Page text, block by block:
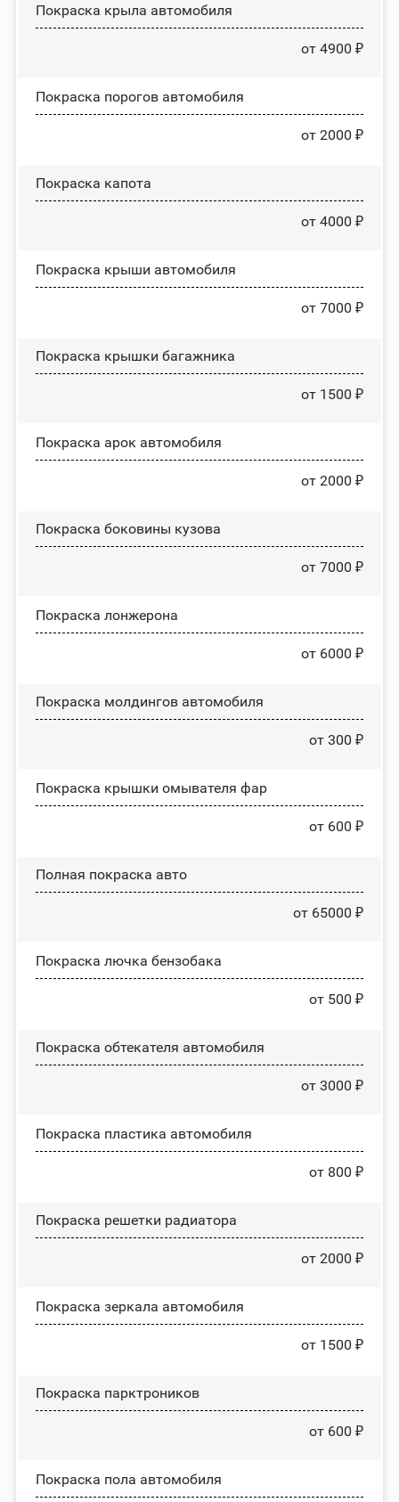
Покраска крыла автомобиля
от 4900 ₽
Покраска порогов автомобиля
от 2000 ₽
Покраска капота
от 4000 ₽
Покраска крыши автомобиля
от 7000 ₽
Покраска крышки багажника
от 1500 ₽
Покраска арок автомобиля
от 2000 ₽
Покраска боковины кузова
от 7000 ₽
Покраска лонжерона
от 6000 ₽
Покраска молдингов автомобиля
от 300 ₽
Покраска крышки омывателя фар
от 600 ₽
Полная покраска авто
от 65000 ₽
Покраска лючка бензобака
от 500 ₽
Покраска обтекателя автомобиля
от 3000 ₽
Покраска пластика автомобиля
от 800 ₽
Покраска решетки радиатора
от 2000 ₽
Покраска зеркала автомобиля
от 1500 ₽
Покраска парктроников
от 600 ₽
Покраска пола автомобиля